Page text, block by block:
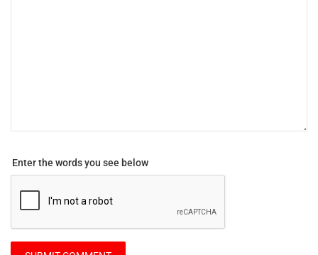
Enter the words you see below